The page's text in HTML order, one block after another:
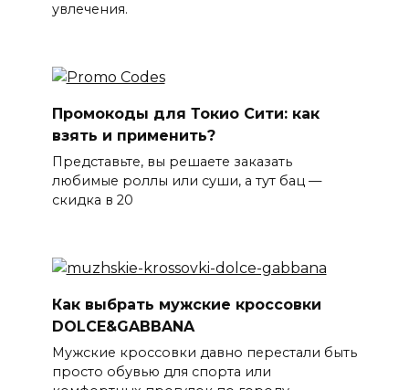
увлечения.
Промокоды для Токио Сити: как
взять и применить?
Представьте, вы решаете заказать
любимые роллы или суши, а тут бац —
скидка в 20
Как выбрать мужские кроссовки
DOLCE&GABBANA
Мужские кроссовки давно перестали быть
просто обувью для спорта или